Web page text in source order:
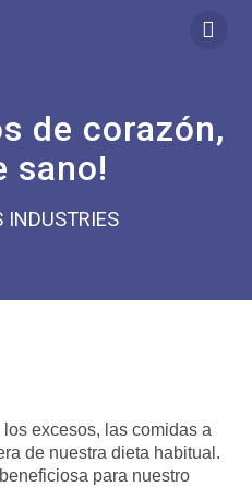
de corazón,
sano!
INDUSTRIES
excesos, las comidas a
de nuestra dieta habitual.
para nuestro